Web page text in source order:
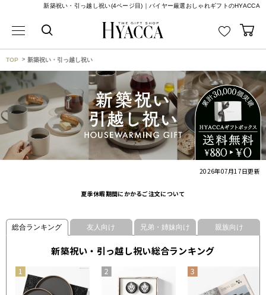
新築祝い・引っ越し祝い(4ページ目)｜バイヤー厳選おしゃれギフトのHYACCA
TOP 新築祝い・引っ越し祝い
2026年07月17日更新
夏季休暇期間にかかるご注文について
総合ランキング 友人向け 兄弟・姉妹向け 親族向け
新築祝い・引っ越し祝い総合ランキング